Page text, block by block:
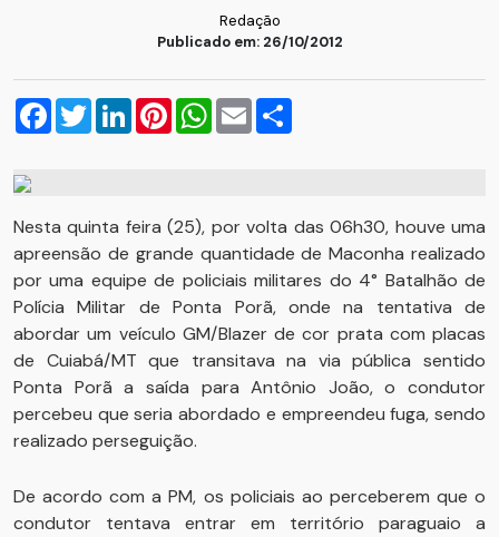
Redação
Publicado em: 26/10/2012
Facebook
TwitterLinkedInPinterestWhatsApp
Email
Nesta quinta feira (25), por volta das 06h30, houve uma
apreensão de grande quantidade de Maconha realizado
por uma equipe de policiais militares do 4° Batalhão de
Polícia Militar de Ponta Porã, onde na tentativa de
abordar um veículo GM/Blazer de cor prata com placas
de Cuiabá/MT que transitava na via pública sentido
Ponta Porã a saída para Antônio João, o condutor
percebeu que seria abordado e empreendeu fuga, sendo
realizado perseguição.
De acordo com a PM, os policiais ao perceberem que o
condutor tentava entrar em território paraguaio a